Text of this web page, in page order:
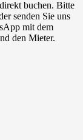
buchen. Bitte
senden Sie uns
mit dem
den Mieter.